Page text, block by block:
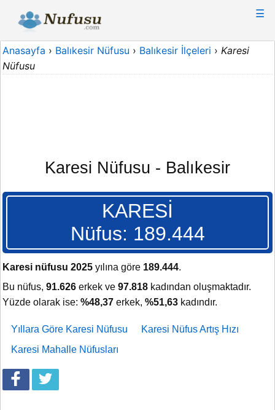
☰
Anasayfa › Balıkesir Nüfusu › Balıkesir İlçeleri › Karesi
Nüfusu
Karesi Nüfusu - Balıkesir
KARESİ
Nüfus: 189.444
Karesi nüfusu 2025 yılına göre 189.444.
Bu nüfus, 91.626 erkek ve 97.818 kadından oluşmaktadır.
Yüzde olarak ise: %48,37 erkek, %51,63 kadındır.
Yıllara Göre Karesi Nüfusu
Karesi Nüfus Artış Hızı
Karesi Mahalle Nüfusları